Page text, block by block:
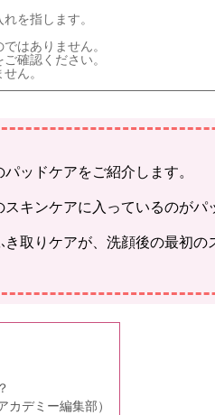
を指します。
はありません。
確認ください。
ん。
ッドケアをご紹介します。
キンケアに入っているのがパ
取りケアが、洗顔後の最初の
デミー編集部）